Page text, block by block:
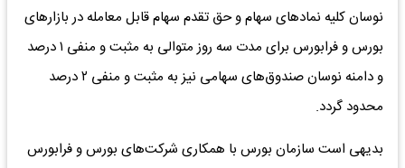
نوسان کلیه نماد‌های سهام و حق تقدم سهام قابل معامله در بازار‌های
بورس و فرابورس برای مدت سه روز متوالی به مثبت و منفی ۱ درصد
و دامنه نوسان صندوق‌های سهامی نیز به مثبت و منفی ۲ درصد
محدود گردد.
بدیهی است سازمان بورس با همکاری شرکت‌های بورس و فرابورس